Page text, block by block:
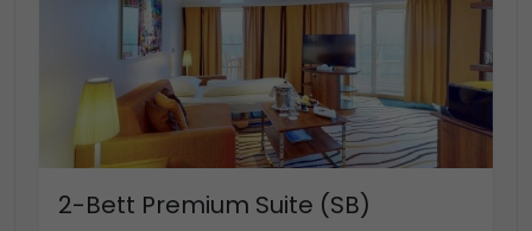
2-Bett Premium Suite (SB)